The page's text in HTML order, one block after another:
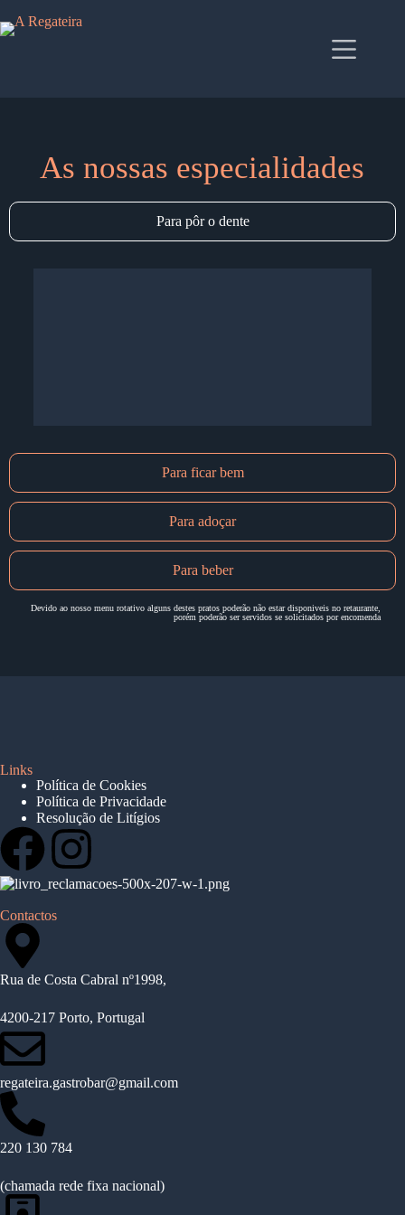
As nossas especialidades
Para pôr o dente
Para ficar bem
Para adoçar
Para beber
Devido ao nosso menu rotativo alguns destes pratos poderão não estar disponiveis no retaurante,
porém poderão ser servidos se solicitados por encomenda
Links
Política de Cookies
Política de Privacidade
Resolução de Litígios
Contactos
Rua de Costa Cabral nº1998,
4200-217 Porto, Portugal
regateira.gastrobar@gmail.com
220 130 784
(chamada rede fixa nacional)